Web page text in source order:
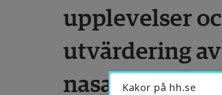
upplevelser
utvärdering
nasalt Kakor på hh.se